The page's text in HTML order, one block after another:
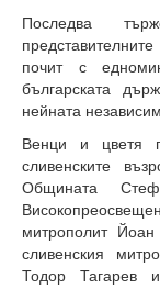
Последва
почит с
българската
нейната
Венци и цветя
сливенските
Общината
митрополит
сливенския
Тодор Тагарев